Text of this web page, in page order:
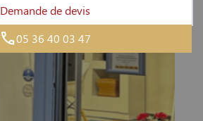
Demande de devis
05 36 40 03 47